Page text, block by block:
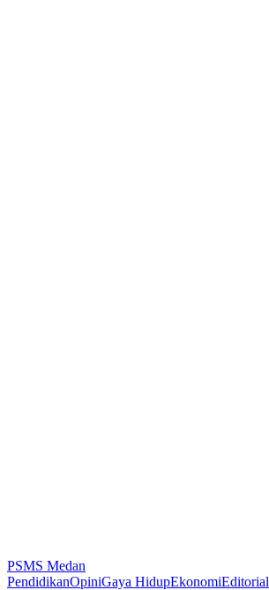
PSMS Medan
PendidikanOpiniGaya HidupEkonomiEditorial